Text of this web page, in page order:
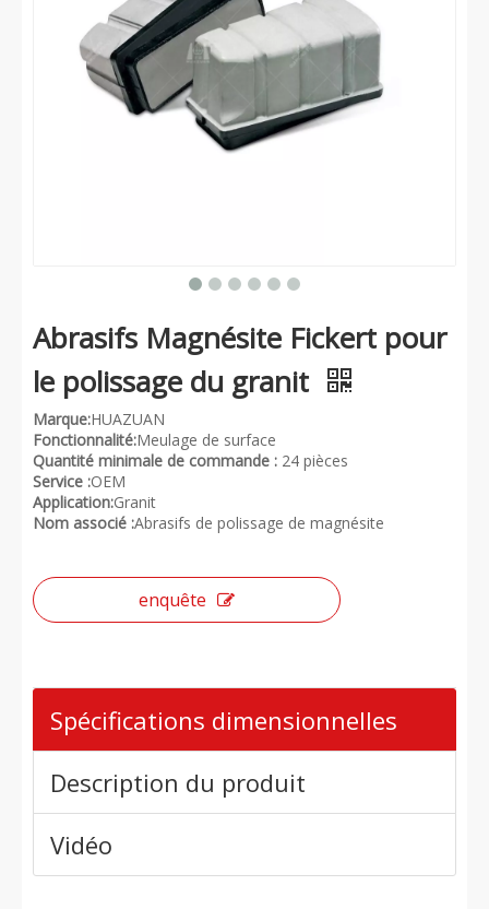
Abrasifs Magnésite Fickert pour
le polissage du granit
Marque:HUAZUAN
Fonctionnalité:Meulage de surface
Quantité minimale de commande : 24 pièces
Service :OEM
Application:Granit
Nom associé :Abrasifs de polissage de magnésite
enquête
Spécifications dimensionnelles
Description du produit
Vidéo